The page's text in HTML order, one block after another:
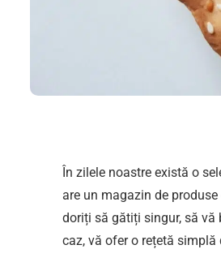
În zilele noastre există o
are un magazin de
doriți să gătiți singur, să vă
caz, vă ofer o rețetă